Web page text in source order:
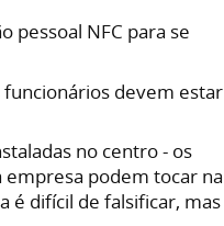
pessoal NFC para se
funcionários devem estar
no centro - os
podem tocar na
é difícil de falsificar, mas